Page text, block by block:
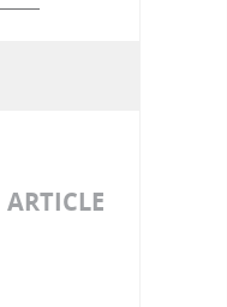
ARTICLE